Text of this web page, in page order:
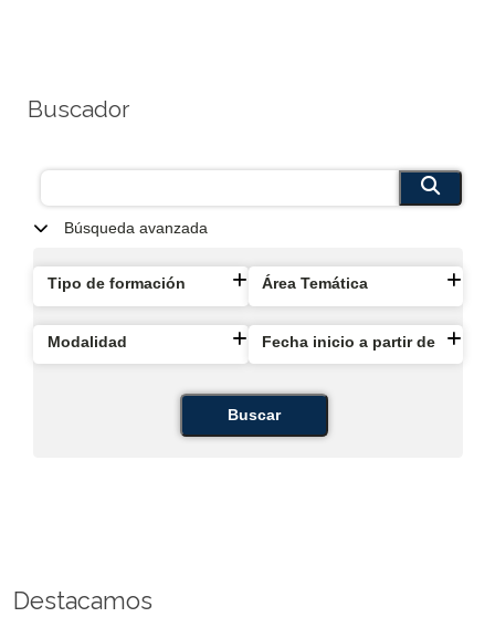
Buscador
Búsqueda avanzada
Tipo de formación Área Temática
Modalidad Fecha inicio a partir de
Buscar
Destacamos